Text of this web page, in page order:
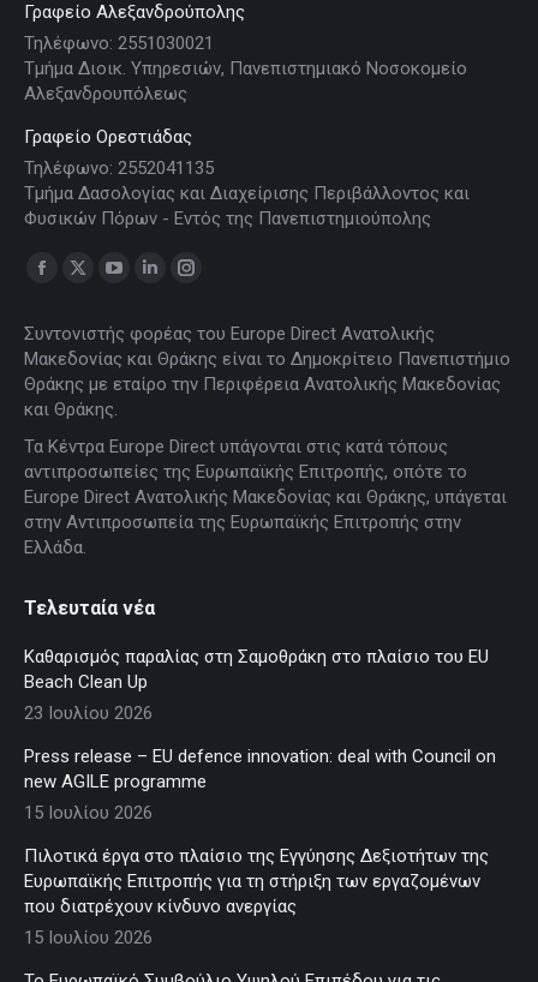
Γραφείο Αλεξανδρούπολης
Τηλέφωνο: 2551030021
Τμήμα Διοικ. Υπηρεσιών, Πανεπιστημιακό Νοσοκομείο
Αλεξανδρουπόλεως
Γραφείο Ορεστιάδας
Τηλέφωνο: 2552041135
Τμήμα Δασολογίας και Διαχείρισης Περιβάλλοντος και
Φυσικών Πόρων - Εντός της Πανεπιστημιούπολης
Find us on:
Facebook
opens
in
new
window
X
opens
new
window
YouTube
opens
in
new
window
Linkedin
opens
window
Instagram
opens
window
Συντονιστής φορέας του Europe Direct Ανατολικής
Μακεδονίας και Θράκης είναι το Δημοκρίτειο Πανεπιστήμιο
Θράκης με εταίρο την Περιφέρεια Ανατολικής Μακεδονίας
και Θράκης.
Τα Κέντρα Europe Direct υπάγονται στις κατά τόπους
αντιπροσωπείες της Ευρωπαϊκής Επιτροπής, οπότε το
Europe Direct Ανατολικής Μακεδονίας και Θράκης, υπάγεται
στην Αντιπροσωπεία της Ευρωπαϊκής Επιτροπής στην
Ελλάδα.
Τελευταία νέα
Καθαρισμός παραλίας στη Σαμοθράκη στο πλαίσιο του EU
Beach Clean Up
23 Ιουλίου 2026
Press release – EU defence innovation: deal with Council on
new AGILE programme
15 Ιουλίου 2026
Πιλοτικά έργα στο πλαίσιο της Εγγύησης Δεξιοτήτων της
Ευρωπαϊκής Επιτροπής για τη στήριξη των εργαζομένων
που διατρέχουν κίνδυνο ανεργίας
15 Ιουλίου 2026